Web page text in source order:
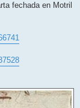
fechada en Motril